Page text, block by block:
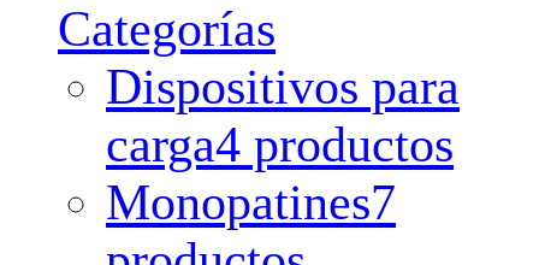
Categorías
Dispositivos para
carga4 productos
Monopatines7